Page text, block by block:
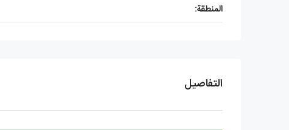
المنطقة:
التفاصيل